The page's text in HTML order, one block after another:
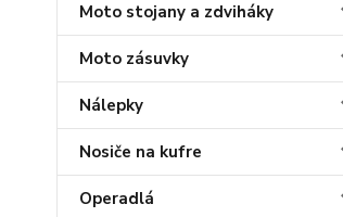
Moto stojany a zdviháky
Moto zásuvky
Nálepky
Nosiče na kufre
Operadlá